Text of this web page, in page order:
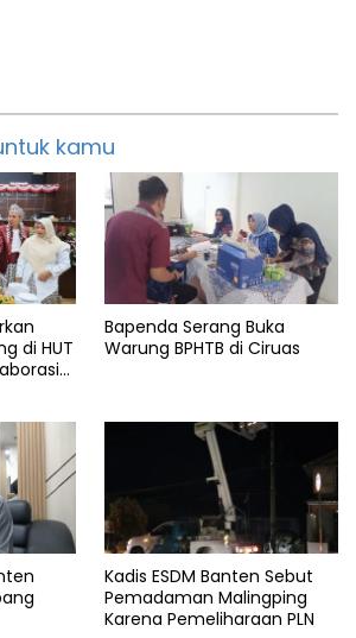
kamu
di HUT
Bapenda Serang Buka
Warung BPHTB di Ciruas
Kadis ESDM Banten Sebut
Pemadaman Malingping
Karena Pemeliharaan PLN